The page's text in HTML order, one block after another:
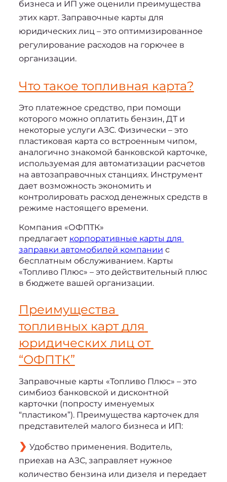
бизнеса и ИП уже оценили преимущества
этих карт. Заправочные карты для
юридических лиц – это оптимизированное
регулирование расходов на горючее в
организации.
Что такое топливная карта?
Это платежное средство, при помощи
которого можно оплатить бензин, ДТ и
некоторые услуги АЗС. Физически – это
пластиковая карта со встроенным чипом,
аналогично знакомой банковской карточке,
используемая для автоматизации расчетов
на автозаправочных станциях. Инструмент
дает возможность экономить и
контролировать расход денежных средств в
режиме настоящего времени.
Компания «ОФПТК»
предлагает корпоративные карты для
заправки автомобилей компании с
бесплатным обслуживанием. Карты
«Топливо Плюс» – это действительный плюс
в бюджете вашей организации.
Преимущества
топливных карт для
юридических лиц от
“ОФПТК”
Заправочные карты «Топливо Плюс» – это
симбиоз банковской и дисконтной
карточки (попросту именуемых
“пластиком”). Преимущества карточек для
представителей малого бизнеса и ИП:
Удобство применения. Водитель,
приехав на АЗС, заправляет нужное
количество бензина или дизеля и передает